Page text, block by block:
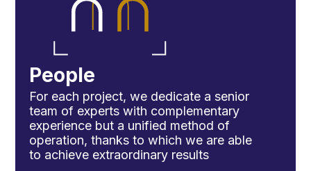
People
For each project, we dedicate a senior
team of experts with complementary
experience but a unified method of
operation, thanks to which we are able
to achieve extraordinary results